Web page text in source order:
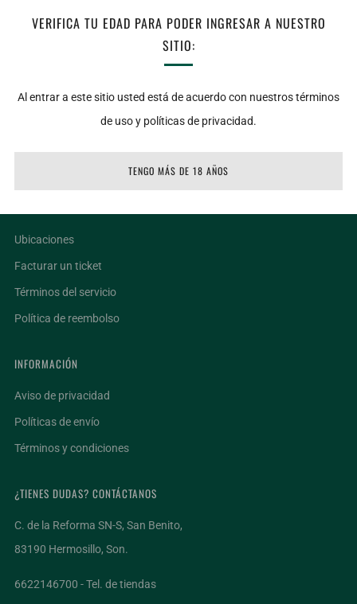
VERIFICA TU EDAD PARA PODER INGRESAR A NUESTRO
SITIO:
Al entrar a este sitio usted está de acuerdo con nuestros términos
de uso y políticas de privacidad.
TENGO MÁS DE 18 AÑOS
Notas de Cata: Vista: Color rubi profundo. Nariz: Frutos rojos cuya
estructura que muestra una gran armonia. Temperatura de
Ubicaciones
Facturar un ticket
Términos del servicio
Política de reembolso
INFORMACIÓN
Aviso de privacidad
Políticas de envío
Términos y condiciones
¿TIENES DUDAS? CONTÁCTANOS
C. de la Reforma SN-S, San Benito,
83190 Hermosillo, Son.
6622146700 - Tel. de tiendas